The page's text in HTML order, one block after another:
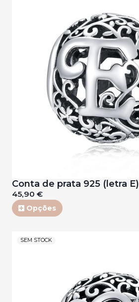
Conta de prata 925 (letra E)
45,90 €
Opções
SEM STOCK